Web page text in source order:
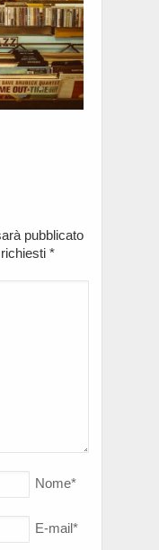
pubblicato
*
Nome*
E-mail*